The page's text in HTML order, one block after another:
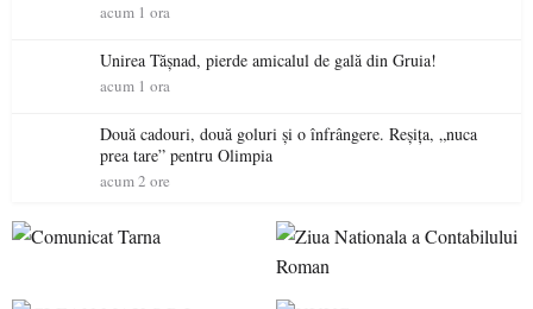
acum 1 ora
Unirea Tășnad, pierde amicalul de gală din Gruia!
acum 1 ora
Două cadouri, două goluri și o înfrângere. Reșița, „nuca
prea tare” pentru Olimpia
acum 2 ore